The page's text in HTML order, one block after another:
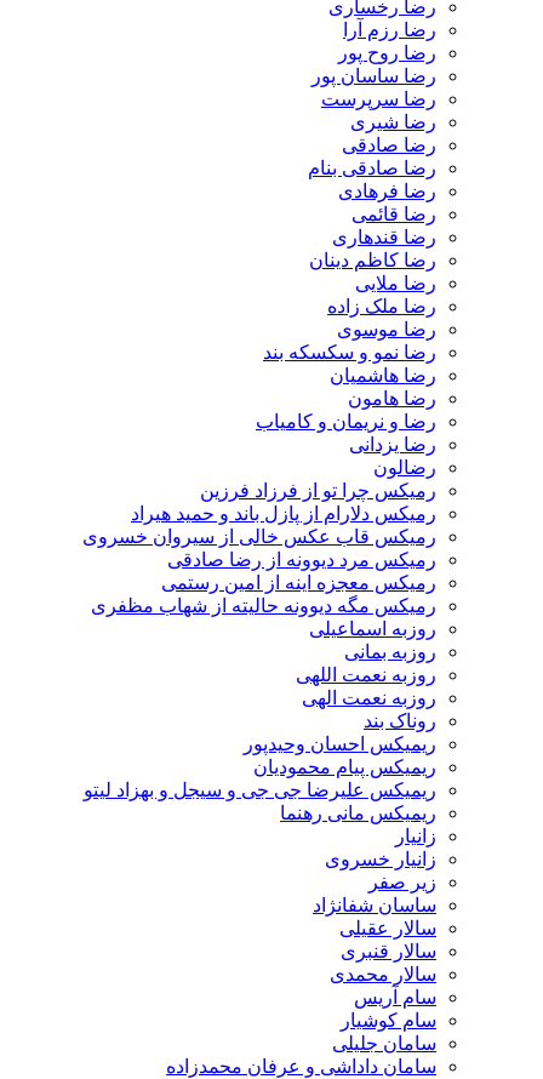
رضا رخساری
رضا رزم آرا
رضا روح پور
رضا ساسان پور
رضا سرپرست
رضا شیری
رضا صادقی
رضا صادقی بنام
رضا فرهادی
رضا قائمی
رضا قندهاری
رضا کاظم دینان
رضا ملایی
رضا ملک زاده
رضا موسوی
رضا نمو و سکسکه بند
رضا هاشمیان
رضا هامون
رضا و نریمان و کامیاب
رضا یزدانی
رضالون
رمیکس چرا تو از فرزاد فرزین
رمیکس دلارام از پازل باند و حمید هیراد
رمیکس قاب عکس خالی از سیروان خسروی
رمیکس مرد دیوونه از رضا صادقی
رمیکس معجزه اینه از امین رستمی
رمیکس مگه دیوونه حالیته از شهاب مظفری
روزبه اسماعیلی
روزبه بمانی
روزبه نعمت اللهی
روزبه نعمت الهی
روناک بند
ریمیکس احسان وحیدپور
ریمیکس پیام محمودیان
ریمیکس علیرضا جی جی و سیجل و بهزاد لیتو
ریمیکس مانی رهنما
زانیار
زانیار خسروی
زیر صفر
ساسان شفانژاد
سالار عقیلی
سالار قنبری
سالار محمدی
سام آریس
سام کوشیار
سامان جلیلی
سامان داداشی و عرفان محمدزاده